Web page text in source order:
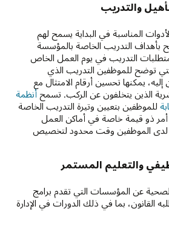
المناسبة في البداية يسمح لهم
التدريب الخاصة بالمؤسسة
التدريب في يوم العمل الخاص
توضح للموظفين التدريب الذي
إليه، يمكنها تحسين أرقام الامتثال مع
الذين يتخلفون عن الركب. تسمح أنظمة
للموظفين بتعيين وتيرة التدريب الخاصة
ذو قيمة خاصة في أماكن العمل
لدى الموظفين وقت محدود لتخصيص
عن المؤسسات التي تقدم برامج
القانون، بما في ذلك الدورات في الإدارة